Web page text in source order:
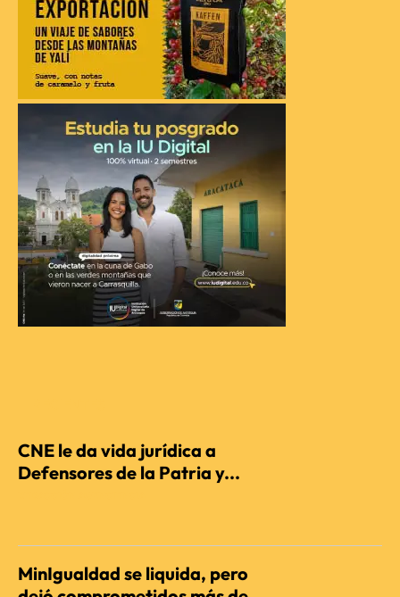
CNE le da vida jurídica a
Defensores de la Patria y...
MinIgualdad se liquida, pero